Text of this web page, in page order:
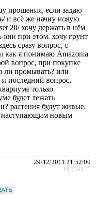
прощения, если задаю
и всё же начну новую
20/ хочу держать в нём
они при этом. хочу грунт
сразу вопрос, с
как я понимаю Amazonia
вопрос, при покупке
ли промывать? или
последний вопрос,
только
будет лежать
растения будут живые.
наступающим новым
29/12/2011 21:52:00
#1539941